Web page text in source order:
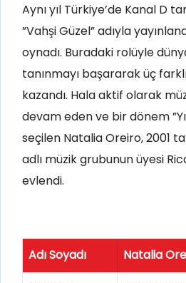
Aynı yıl Türkiye’de Kanal D
”Vahşi Güzel” adıyla
oynadı. Buradaki rolüyle
tanınmayı başararak üç
kazandı. Hala aktif olarak
devam eden ve bir dönem
seçilen Natalia Oreiro, 2001
adlı müzik grubunun üyesi
evlendi.
Adı Soyadı Natalia